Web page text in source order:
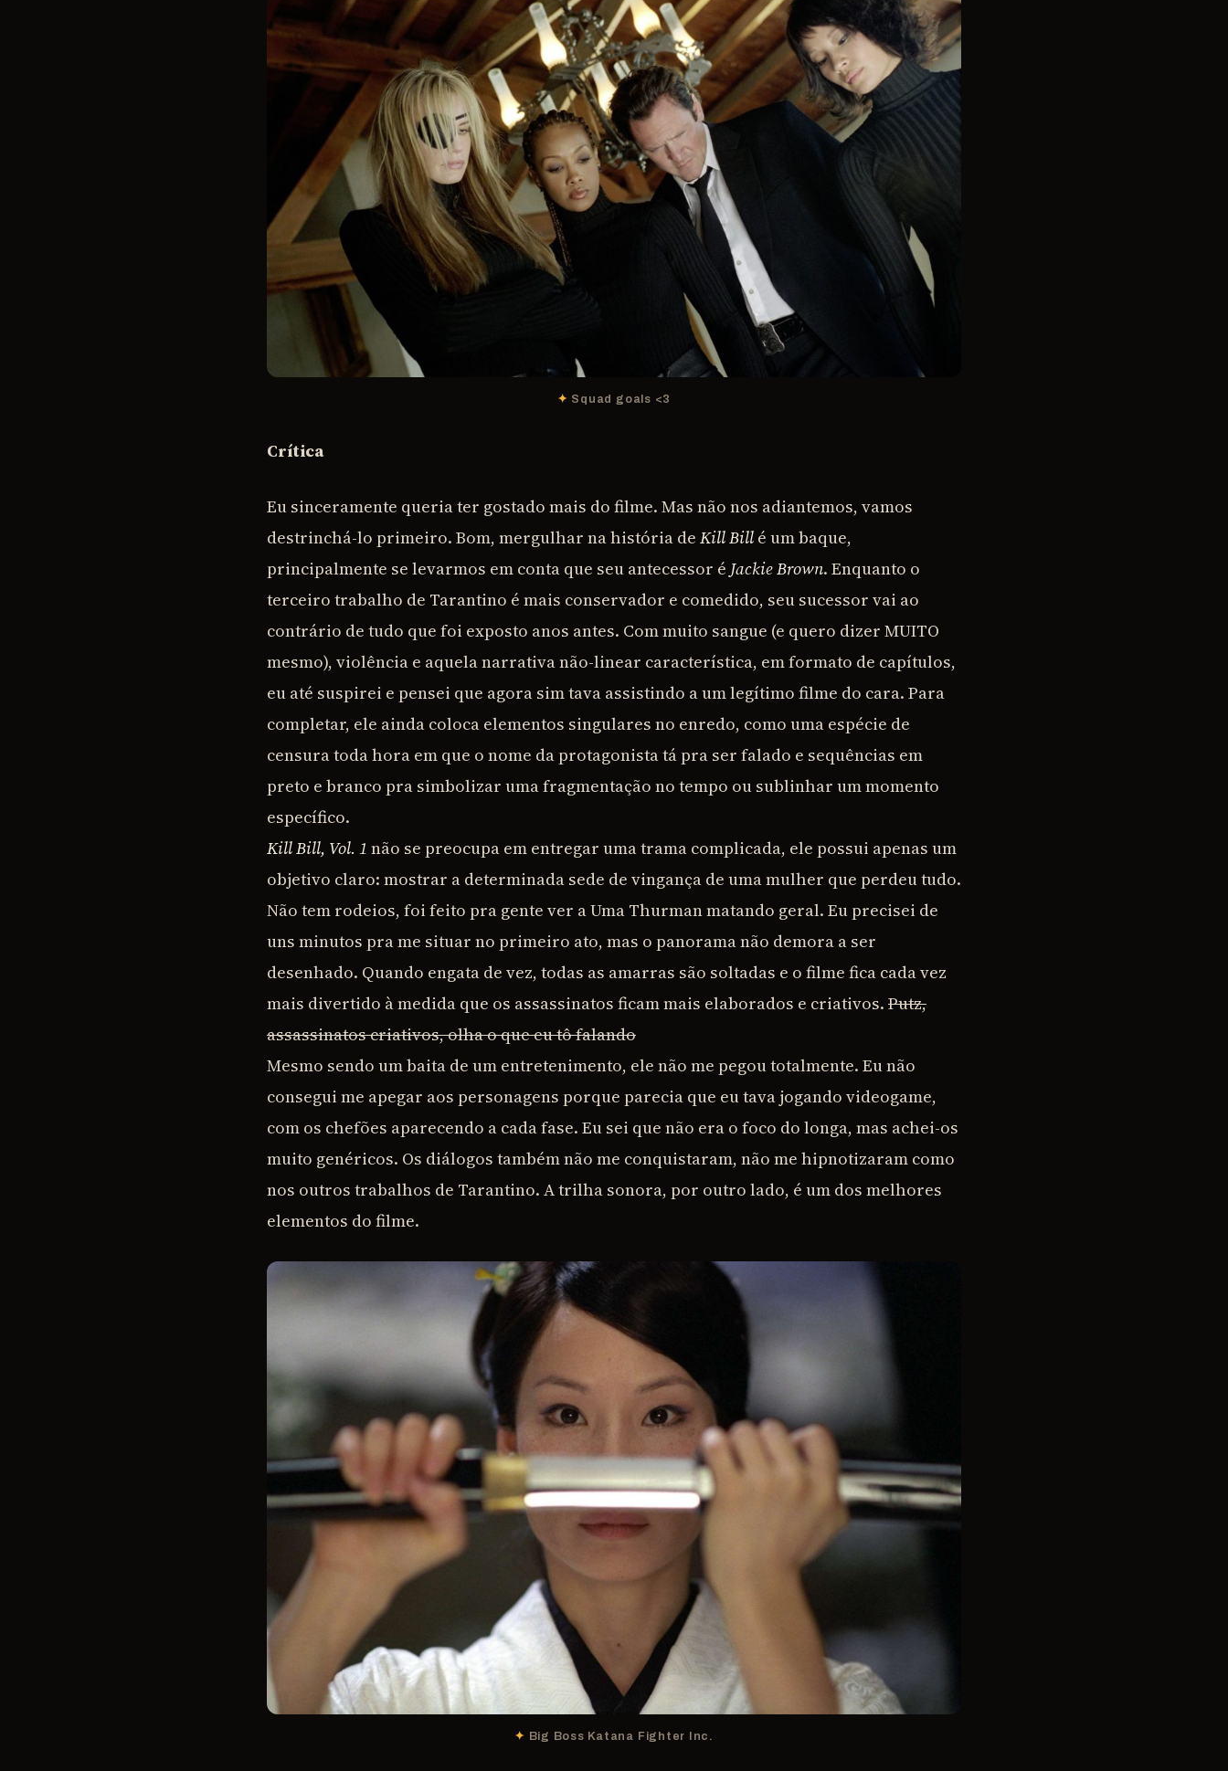
Squad goals <3
Crítica
Eu sinceramente queria ter gostado mais do filme. Mas não nos adiantemos, vamos
destrinchá-lo primeiro. Bom, mergulhar na história de Kill Bill é um baque,
principalmente se levarmos em conta que seu antecessor é Jackie Brown. Enquanto o
terceiro trabalho de Tarantino é mais conservador e comedido, seu sucessor vai ao
contrário de tudo que foi exposto anos antes. Com muito sangue (e quero dizer MUITO
mesmo), violência e aquela narrativa não-linear característica, em formato de capítulos,
eu até suspirei e pensei que agora sim tava assistindo a um legítimo filme do cara. Para
completar, ele ainda coloca elementos singulares no enredo, como uma espécie de
censura toda hora em que o nome da protagonista tá pra ser falado e sequências em
preto e branco pra simbolizar uma fragmentação no tempo ou sublinhar um momento
específico.
Kill Bill, Vol. 1 não se preocupa em entregar uma trama complicada, ele possui apenas um
objetivo claro: mostrar a determinada sede de vingança de uma mulher que perdeu tudo.
Não tem rodeios, foi feito pra gente ver a Uma Thurman matando geral. Eu precisei de
uns minutos pra me situar no primeiro ato, mas o panorama não demora a ser
desenhado. Quando engata de vez, todas as amarras são soltadas e o filme fica cada vez
mais divertido à medida que os assassinatos ficam mais elaborados e criativos. Putz,
assassinatos criativos, olha o que eu tô falando
Mesmo sendo um baita de um entretenimento, ele não me pegou totalmente. Eu não
consegui me apegar aos personagens porque parecia que eu tava jogando videogame,
com os chefões aparecendo a cada fase. Eu sei que não era o foco do longa, mas achei-os
muito genéricos. Os diálogos também não me conquistaram, não me hipnotizaram como
nos outros trabalhos de Tarantino. A trilha sonora, por outro lado, é um dos melhores
elementos do filme.
Big Boss Katana Fighter Inc.